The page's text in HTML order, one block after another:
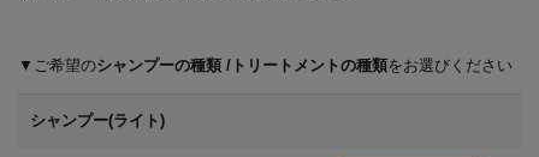
シャンプーの種類 トリートメントの種類
シャンプー(ライト)